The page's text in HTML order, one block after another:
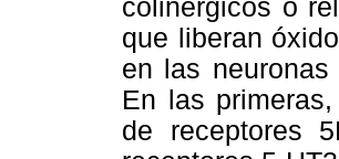
colinérgicos o
que liberan
en las
En las
de receptores